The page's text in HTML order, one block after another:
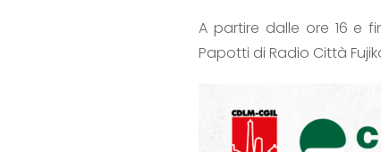
A partire dalle ore 16 e
Papotti di Radio Città Fujiko